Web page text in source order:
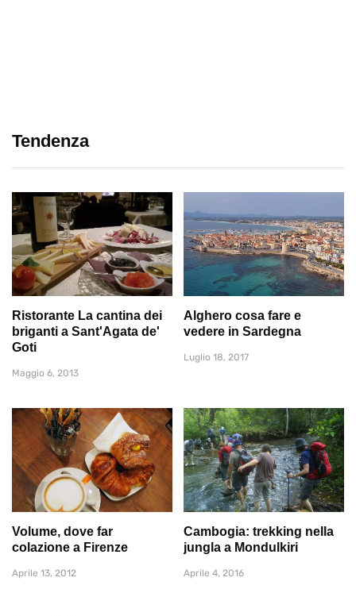
Tendenza
Ristorante La cantina dei
briganti a Sant'Agata de'
Goti
Maggio 6, 2013
Alghero cosa fare e
vedere in Sardegna
Luglio 18, 2017
Volume, dove far
colazione a Firenze
Aprile 13, 2012
Cambogia: trekking nella
jungla a Mondulkiri
Aprile 4, 2016